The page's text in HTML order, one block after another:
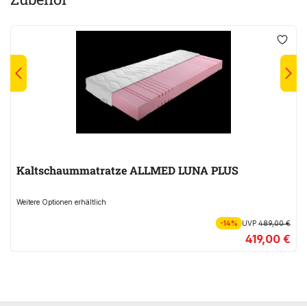
Kaltschaummatratze ALLMED LUNA PLUS
Weitere Optionen erhältlich
-14% UVP489,00 €
419,00 €